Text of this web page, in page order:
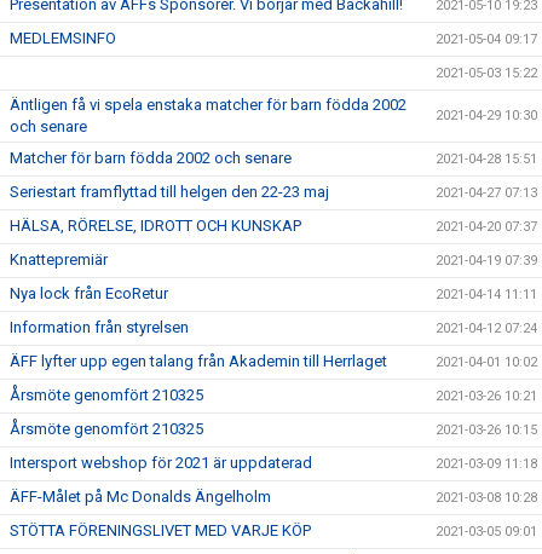
Presentation av ÄFFs Sponsorer. Vi börjar med Backahill! 2021-05-10 19:23
MEDLEMSINFO 2021-05-04 09:17
2021-05-03 15:22
Äntligen få vi spela enstaka matcher för barn födda 2002
och senare
2021-04-29 10:30
Matcher för barn födda 2002 och senare 2021-04-28 15:51
Seriestart framflyttad till helgen den 22-23 maj 2021-04-27 07:13
HÄLSA, RÖRELSE, IDROTT OCH KUNSKAP 2021-04-20 07:37
Knattepremiär 2021-04-19 07:39
Nya lock från EcoRetur 2021-04-14 11:11
Information från styrelsen 2021-04-12 07:24
ÄFF lyfter upp egen talang från Akademin till Herrlaget 2021-04-01 10:02
Årsmöte genomfört 210325 2021-03-26 10:21
Årsmöte genomfört 210325 2021-03-26 10:15
Intersport webshop för 2021 är uppdaterad 2021-03-09 11:18
ÄFF-Målet på Mc Donalds Ängelholm 2021-03-08 10:28
STÖTTA FÖRENINGSLIVET MED VARJE KÖP 2021-03-05 09:01